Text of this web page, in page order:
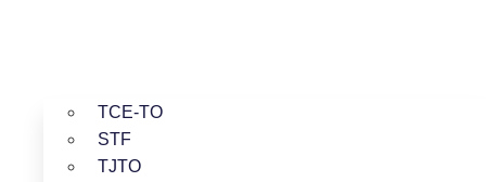
TCE-TO
STF
TJTO